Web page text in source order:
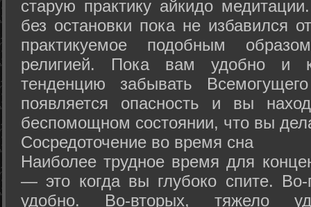
старую практику айкидо
без остановки пока не избавился
практикуемое подобным
религией. Пока вам удобно и
тенденцию забывать
появляется опасность и вы
беспомощном состоянии, что вы
Сосредоточение во время сна
Наиболее трудное время для
— это когда вы глубоко спите.
удобно. Во-вторых, тяжело